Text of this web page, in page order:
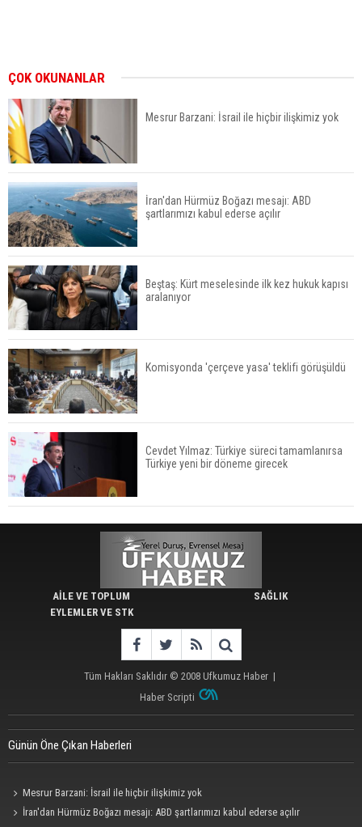
ÇOK OKUNANLAR
Mesrur Barzani: İsrail ile hiçbir ilişkimiz yok
İran'dan Hürmüz Boğazı mesajı: ABD
şartlarımızı kabul ederse açılır
Beştaş: Kürt meselesinde ilk kez hukuk kapısı
aralanıyor
Komisyonda 'çerçeve yasa' teklifi görüşüldü
Cevdet Yılmaz: Türkiye süreci tamamlanırsa
Türkiye yeni bir döneme girecek
AİLE VE TOPLUM
EYLEMLER VE STK
SAĞLIK
Tüm Hakları Saklıdır © 2008 Ufkumuz Haber |
Haber Scripti
Günün Öne Çıkan Haberleri
Mesrur Barzani: İsrail ile hiçbir ilişkimiz yok
İran'dan Hürmüz Boğazı mesajı: ABD şartlarımızı kabul ederse açılır